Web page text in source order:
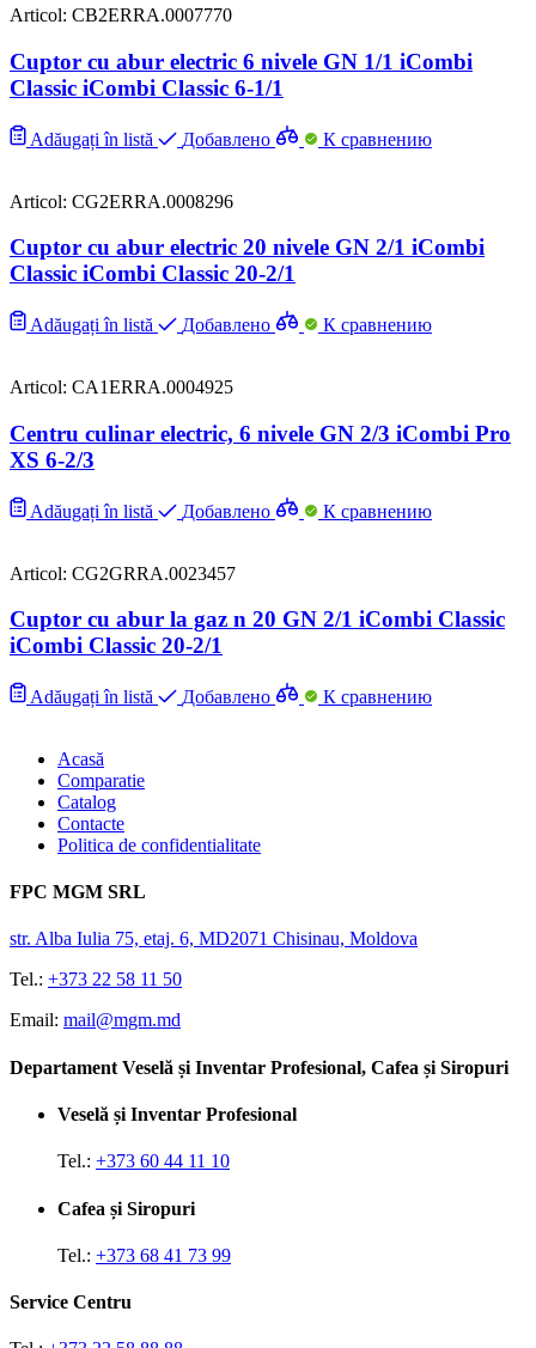
Articol: CB2ERRA.0007770
Cuptor cu abur electric 6 nivele GN 1/1 iCombi
Classic iCombi Classic 6-1/1
Adăugați în listă Добавлено К сравнению
Articol: CG2ERRA.0008296
Cuptor cu abur electric 20 nivele GN 2/1 iCombi
Classic iCombi Classic 20-2/1
Adăugați în listă Добавлено К сравнению
Articol: CA1ERRA.0004925
Centru culinar electric, 6 nivele GN 2/3 iCombi Pro
XS 6-2/3
Adăugați în listă Добавлено К сравнению
Articol: CG2GRRA.0023457
Cuptor cu abur la gaz n 20 GN 2/1 iCombi Classic
iCombi Classic 20-2/1
Adăugați în listă Добавлено К сравнению
Acasă
Comparatie
Catalog
Contacte
Politica de confidentialitate
FPC MGM SRL
str. Alba Iulia 75, etaj. 6, MD2071 Chisinau, Moldova
Tel.: +373 22 58 11 50
Email: mail@mgm.md
Departament Veselă și Inventar Profesional, Cafea și Siropuri
Veselă și Inventar Profesional
Tel.: +373 60 44 11 10
Cafea și Siropuri
Tel.: +373 68 41 73 99
Service Centru